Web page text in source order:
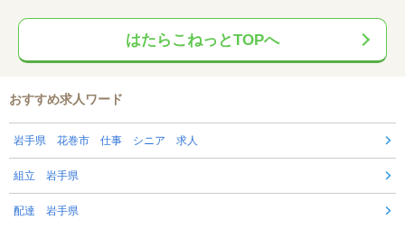
はたらこねっとTOPへ
おすすめ求人ワード
岩手県 花巻市 仕事 シニア 求人
組立 岩手県
配達 岩手県